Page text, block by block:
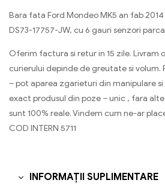
Bara fata Ford Mondeo MK5 an fab 2014
DS73-17757-JW, cu 6 gauri senzori
Oferim factura si retur in 15 zile. Livram
curierului depinde de greutate si volum.
– pot aparea zgarieturi din manipulare
exact produsul din poze – unic , fara alte
sunt 100% reale. Vindem cum ne-ar
COD INTERN 5711
INFORMAȚII SUPLIMENTARE